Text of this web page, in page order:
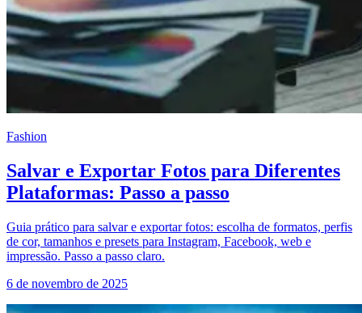
Fashion
Salvar e Exportar Fotos para Diferentes
Plataformas: Passo a passo
Guia prático para salvar e exportar fotos: escolha de formatos, perfis
de cor, tamanhos e presets para Instagram, Facebook, web e
impressão. Passo a passo claro.
6 de novembro de 2025